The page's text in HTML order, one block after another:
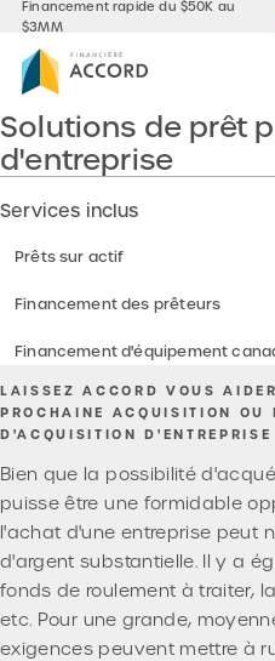
Financement rapide du $50K au
$3MM
Solutions de prêt
d'entreprise
Services inclus
Prêts sur actif
Financement des prêteurs
Financement d'équipement
LAISSEZ ACCORD VOUS
PROCHAINE ACQUISITION OU
D'ACQUISITION D'ENTREPRISE
Bien que la possibilité
puisse être une formidable
l'achat d'une entreprise peut
d'argent substantielle. Il y a
fonds de roulement à traiter,
etc. Pour une grande,
exigences peuvent mettre à